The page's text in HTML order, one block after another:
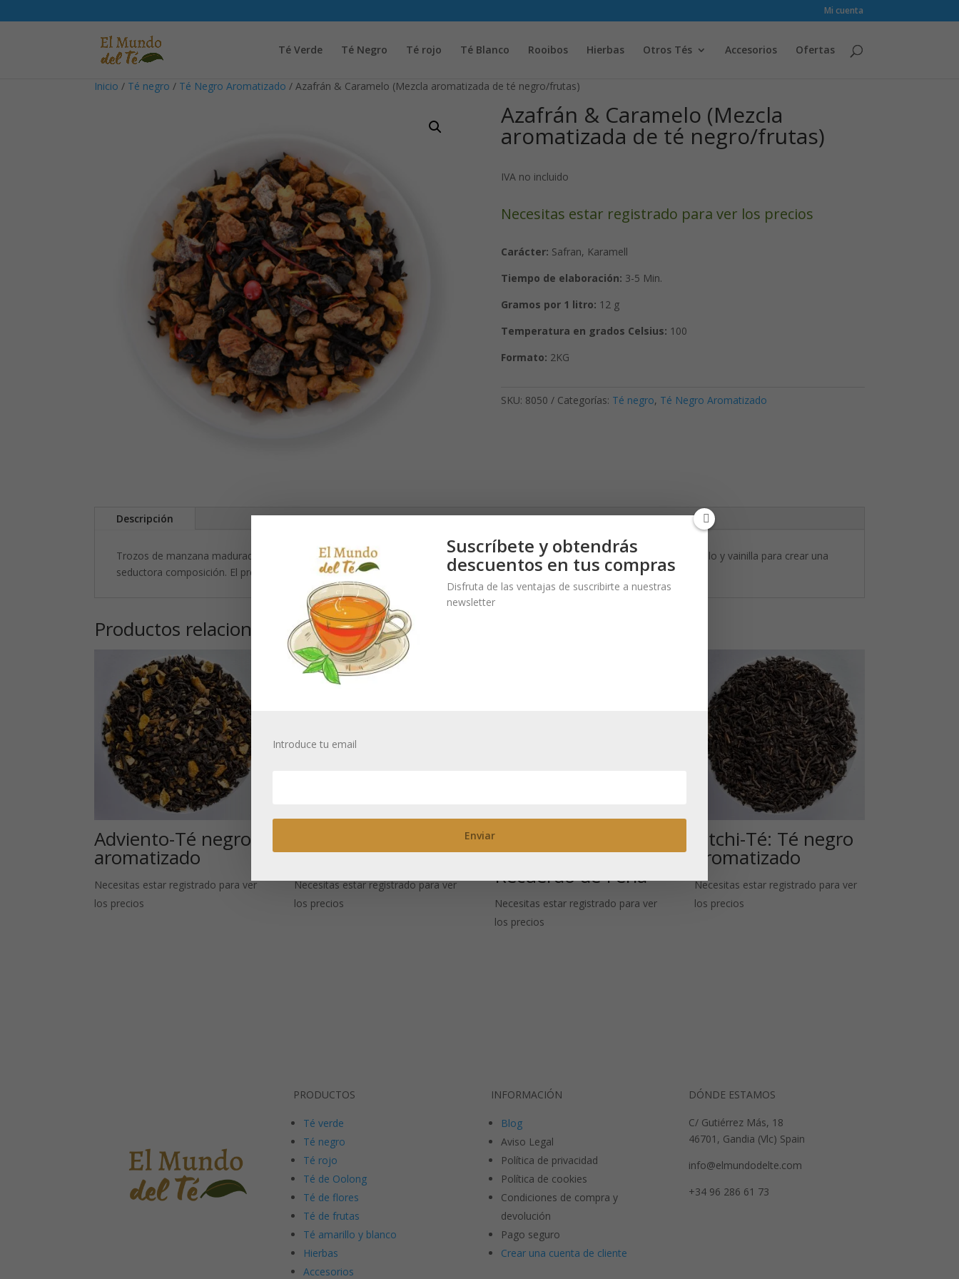
Mi cuenta
Té Verde Té Negro Té rojo Té Blanco Rooibos Hierbas Otros Tés Accesorios Ofertas
Inicio / Té negro / Té Negro Aromatizado / Azafrán & Caramelo (Mezcla aromatizada de té negro/frutas)
Azafrán & Caramelo (Mezcla
aromatizada de té negro/frutas)
IVA no incluido
Necesitas estar registrado para ver los precios
Carácter: Safran, Karamell
Tiempo de elaboración: 3-5 Min.
Gramos por 1 litro: 12 g
Temperatura en grados Celsius: 100
Formato: 2KG
SKU: 8050 Categorías: Té negro, Té Negro Aromatizado
Descripción
Trozos de manzana madurados al sol y fino té negro se mezclan con dulces dátiles, canela especiada y sutiles notas de caramelo y vainilla para crear una
seductora composición. El precioso azafrán confiere al té una elegancia dorada y una profundidad inigualable.
Productos relacionados
Adviento-Té negro
aromatizado
Necesitas estar registrado para ver
los precios
negro aromatizado
Necesitas estar registrado para ver
los precios
Té negro
aromatizado Dulce
Recuerdo de Feria
Necesitas estar registrado para ver
los precios
Litchi-Té: Té negro
aromatizado
Necesitas estar registrado para ver
los precios
PRODUCTOS
Té verde
Té negro
Té rojo
Té de Oolong
Té de flores
Té de frutas
Té amarillo y blanco
Hierbas
Accesorios
INFORMACIÓN
Blog
Aviso Legal
Política de privacidad
Política de cookies
Condiciones de compra y
devolución
Pago seguro
Crear una cuenta de cliente
DÓNDE ESTAMOS
C/ Gutiérrez Más, 18
46701, Gandia (Vlc) Spain
info@elmundodelte.com
+34 96 286 61 73
Suscríbete y obtendrás
descuentos en tus compras
Disfruta de las ventajas de suscribirte a nuestras
newsletter
Introduce tu email